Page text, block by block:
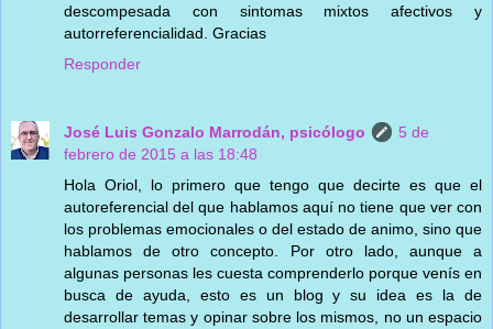
descompesada con sintomas mixtos afectivos y
autorreferencialidad. Gracias
Responder
José Luis Gonzalo Marrodán, psicólogo
5 de
febrero de 2015 a las 18:48
Hola Oriol, lo primero que tengo que decirte es que el
autoreferencial del que hablamos aquí no tiene que ver con
los problemas emocionales o del estado de animo, sino que
hablamos de otro concepto. Por otro lado, aunque a
algunas personas les cuesta comprenderlo porque venís en
busca de ayuda, esto es un blog y su idea es la de
desarrollar temas y opinar sobre los mismos, no un espacio